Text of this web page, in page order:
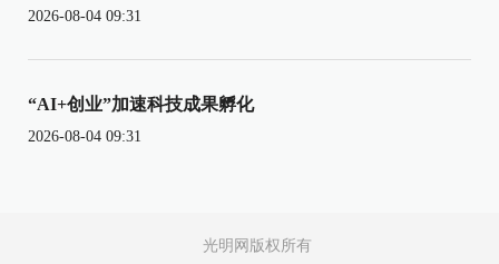
2026-08-04 09:31
“AI+创业”加速科技成果孵化
2026-08-04 09:31
光明网版权所有